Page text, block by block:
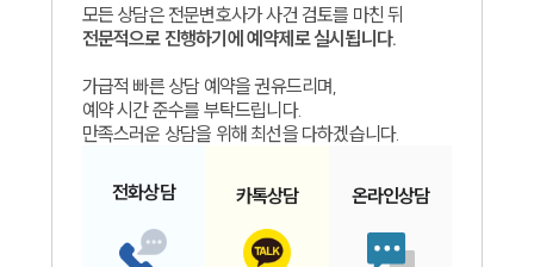
모든 상담은 전문변호사가 사건 검토를 마친 뒤
전문적으로 진행하기에 예약제로 실시됩니다.
가급적 빠른 상담 예약을 권유드리며,
예약 시간 준수를 부탁드립니다.
만족스러운 상담을 위해 최선을 다하겠습니다.
전화상담 카톡상담 온라인상담